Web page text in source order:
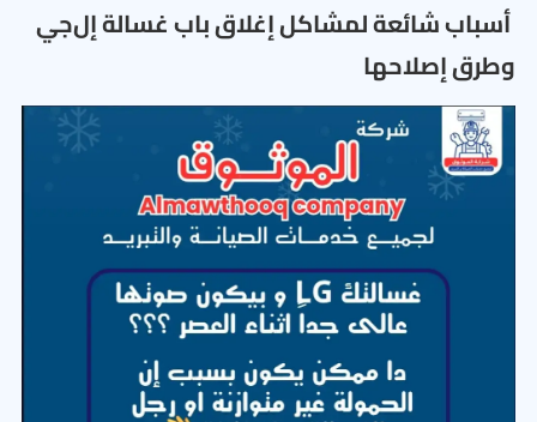
أسباب شائعة لمشاكل إغلاق باب غسالة إل‌جي
وطرق إصلاحها